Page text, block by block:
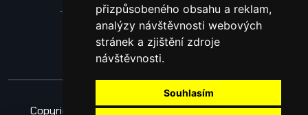
přizpůsobeného obsahu a reklam,
analýzy návštěvnosti webových
stránek a zjištění zdroje
návštěvnosti.
Souhlasím
Laserové svařování
Copyright © 2026 Všechna práva vyhrazena